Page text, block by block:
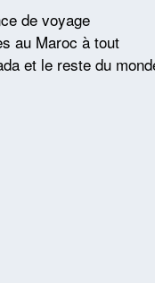
de voyage
au Maroc à tout
et le reste du